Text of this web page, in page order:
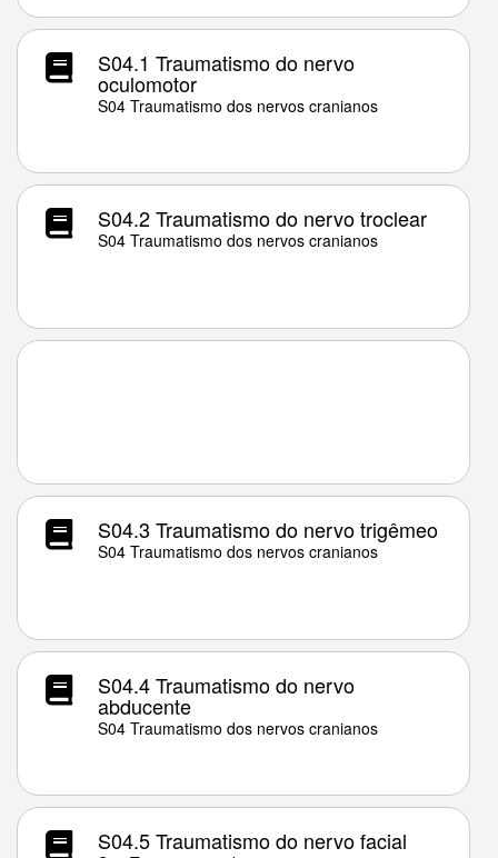
S04.1 Traumatismo do nervo
oculomotor
S04 Traumatismo dos nervos cranianos
S04.2 Traumatismo do nervo troclear
S04 Traumatismo dos nervos cranianos
S04.3 Traumatismo do nervo trigêmeo
S04 Traumatismo dos nervos cranianos
S04.4 Traumatismo do nervo
abducente
S04 Traumatismo dos nervos cranianos
S04.5 Traumatismo do nervo facial